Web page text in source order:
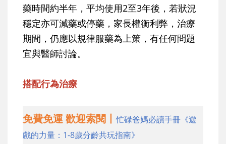
藥時間約半年，平均使用2至3年後，若狀況
穩定亦可減藥或停藥，家長權衡利弊，治療
期間，仍應以規律服藥為上策，有任何問題
宜與醫師討論。
搭配行為治療
免費免運 歡迎索閱丨忙碌爸媽必讀手冊《遊
戲的力量：1-8歲分齡共玩指南》